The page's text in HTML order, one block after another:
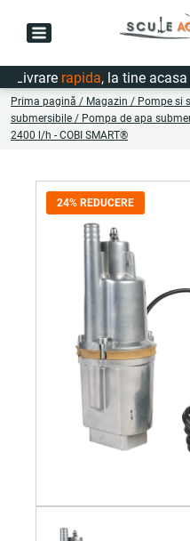
rapida, la tine acasa
Prima pagină / Magazin / Pompe si
submersibile / Pompa de apa
2400 l/h - COBI SMART®
24% REDUCERE